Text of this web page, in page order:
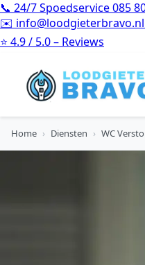
📞 24/7 Spoedservice085
✉️ info@loodgieterbravo.nl
⭐ 4.9 / 5.0 – Reviews
Home › Diensten › WC